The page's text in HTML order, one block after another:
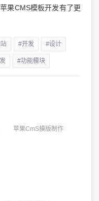
果CMS模板开发有了更
#开发 #设计
#功能模块